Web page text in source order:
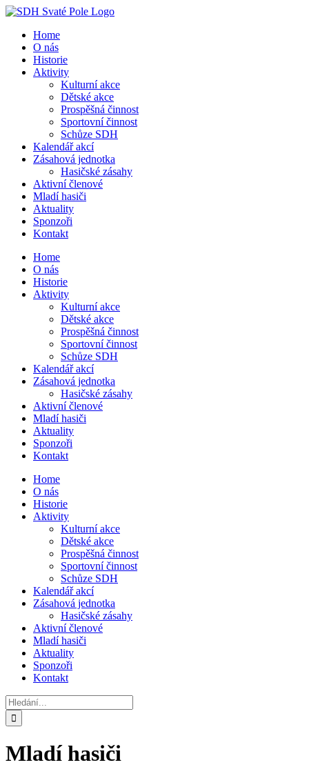
Přeskočit
obsah
Home
O nás
Historie
Aktivity
Kulturní akce
Dětské akce
Prospěšná činnost
Sportovní činnost
Schůze SDH
Kalendář akcí
Zásahová jednotka
Hasičské zásahy
Aktivní členové
Mladí hasiči
Aktuality
Sponzoři
Kontakt
Home
O nás
Historie
Aktivity
Kulturní akce
Dětské akce
Prospěšná činnost
Sportovní činnost
Schůze SDH
Kalendář akcí
Zásahová jednotka
Hasičské zásahy
Aktivní členové
Mladí hasiči
Aktuality
Sponzoři
Kontakt
Home
O nás
Historie
Aktivity
Kulturní akce
Dětské akce
Prospěšná činnost
Sportovní činnost
Schůze SDH
Kalendář akcí
Zásahová jednotka
Hasičské zásahy
Aktivní členové
Mladí hasiči
Aktuality
Sponzoři
Kontakt
Hledat:
Mladí hasiči